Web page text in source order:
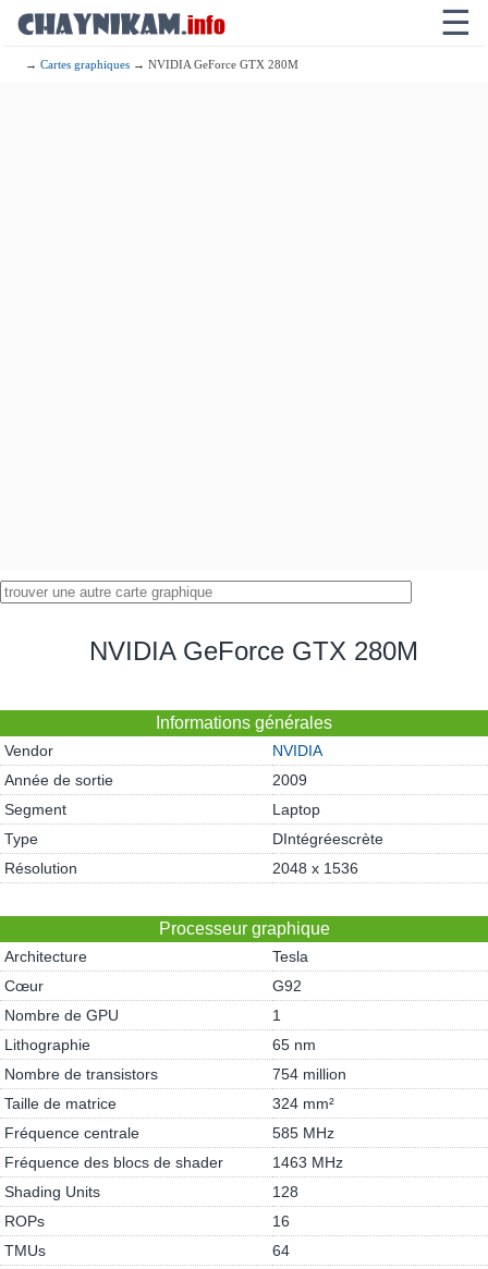
☰
→Cartes graphiques → NVIDIA GeForce GTX 280M
NVIDIA GeForce GTX 280M
Informations générales
Vendor
NVIDIA
Année de sortie
2009
Segment
Laptop
Type
DIntégréescrète
Résolution
2048 x 1536
Processeur graphique
Architecture
Tesla
Cœur
G92
Nombre de GPU
1
Lithographie
65 nm
Nombre de transistors
754 million
Taille de matrice
324 mm²
Fréquence centrale
585 MHz
Fréquence des blocs de shader
1463 MHz
Shading Units
128
ROPs
16
TMUs
64